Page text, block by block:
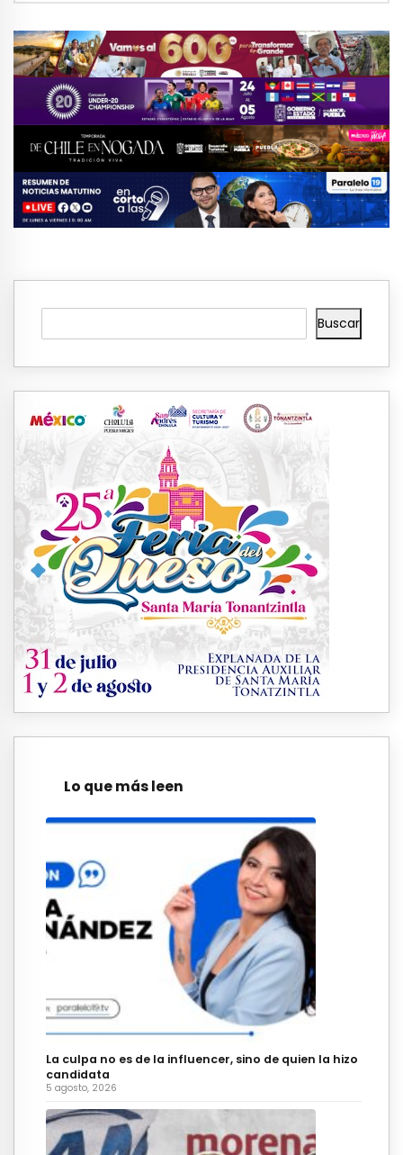
Buscar
Lo que más leen
La culpa no es de la influencer, sino de quien la hizo
candidata
5 agosto, 2026